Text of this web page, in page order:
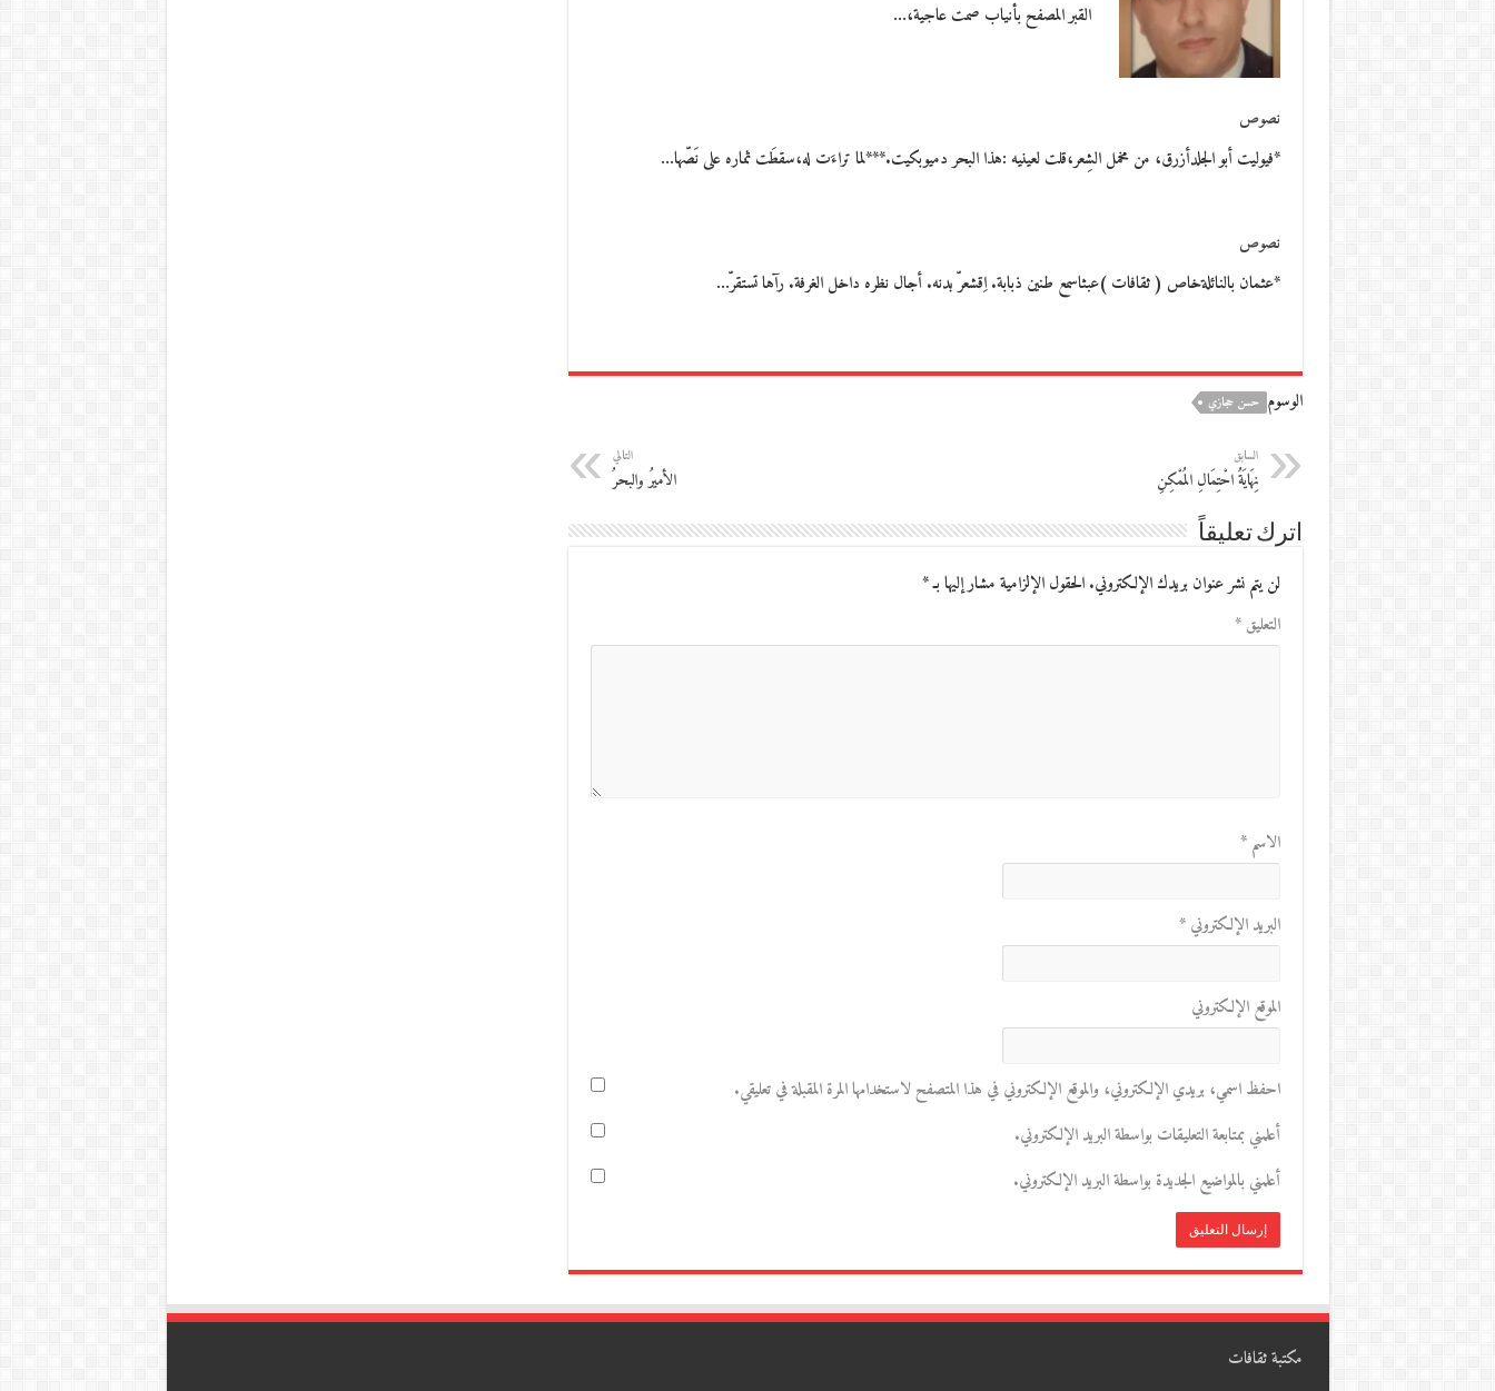
القبر المصفح بأنياب صمت عاجية،…
نصوص
*فيوليت أبو الجلدأزرق، من مخمل الشِعر،قلت لعينيه :هذا البحر دميوبكيت.***لما تراءَت له،سقطَت ثماره على نَصّها…
نصوص
*عثمان بالنائلةخاص ( ثقافات )عبثاسمع طنين ذبابة. اِقشعرّ بدنه. أجال نظره داخل الغرفة. رآها تستقرّ…
الوسوم حسن حجازي
السابق
نِهَايَةُ احْتِمَالِ المُمْكِنِ
التالي
الأميرُ والبحرُ
اترك تعليقاً
لن يتم نشر عنوان بريدك الإلكتروني. الحقول الإلزامية مشار إليها بـ*
التعليق*
الاسم*
البريد الإلكتروني*
الموقع الإلكتروني
احفظ اسمي، بريدي الإلكتروني، والموقع الإلكتروني في هذا المتصفح لاستخدامها المرة المقبلة في تعليقي.
أعلمني بمتابعة التعليقات بواسطة البريد الإلكتروني.
أعلمني بالمواضيع الجديدة بواسطة البريد الإلكتروني.
مكتبة ثقافات